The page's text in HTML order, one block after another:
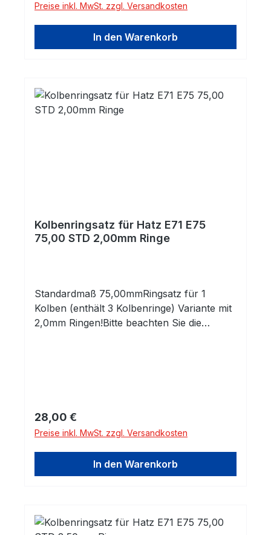
Preise inkl. MwSt. zzgl. Versandkosten
In den Warenkorb
Kolbenringsatz für Hatz E71 E75
75,00 STD 2,00mm Ringe
Standardmaß 75,00mmRingsatz für 1
Kolben (enthält 3 Kolbenringe) Variante mit
2,0mm Ringen!Bitte beachten Sie die
Regulärer Preis:
28,00 €
Preise inkl. MwSt. zzgl. Versandkosten
In den Warenkorb